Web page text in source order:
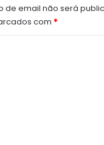
de email não será
com *